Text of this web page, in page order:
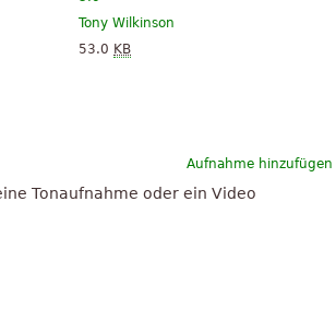
Tony Wilkinson
53.0 KB
Aufnahme hinzufügen
Tonaufnahme oder ein Video